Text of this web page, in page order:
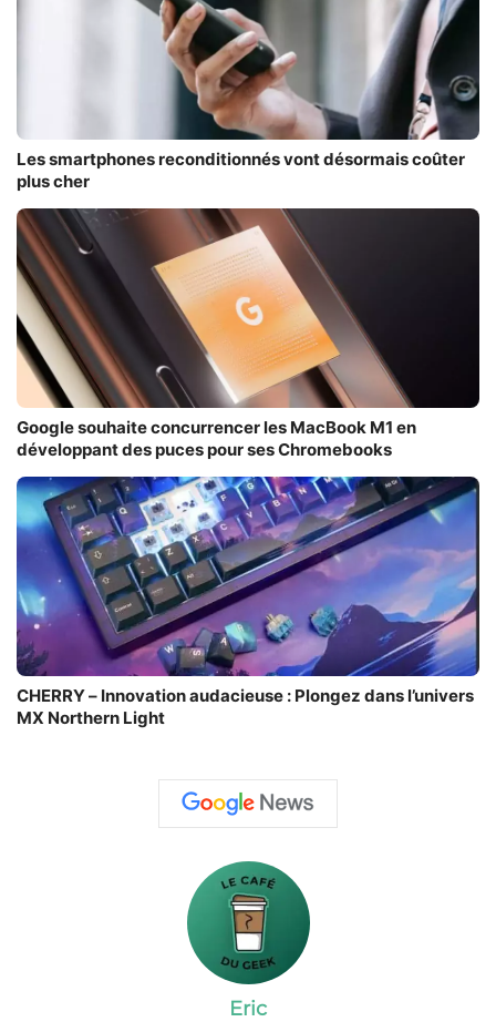
Les smartphones reconditionnés vont désormais coûter
plus cher
Google souhaite concurrencer les MacBook M1 en
développant des puces pour ses Chromebooks
CHERRY – Innovation audacieuse : Plongez dans l’univers
MX Northern Light
Eric